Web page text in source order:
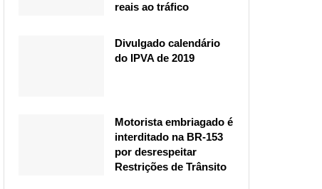
reais ao tráfico
Divulgado calendário
do IPVA de 2019
Motorista embriagado é
interditado na BR-153
por desrespeitar
Restrições de Trânsito